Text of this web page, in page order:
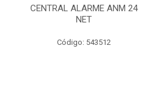
CENTRAL ALARME ANM 24
NET
Código: 543512